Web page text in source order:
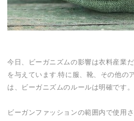
今日、ビーガニズムの影響は衣料産業
を与えています.特に服、靴、その他の
は、ビーガニズムのルールは明確です。
ビーガンファッションの範囲内で使用